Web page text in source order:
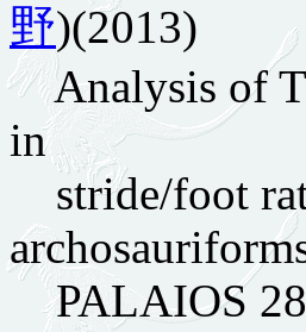
野)(2013)
Analysis of
in
stride/foot
PALAIOS